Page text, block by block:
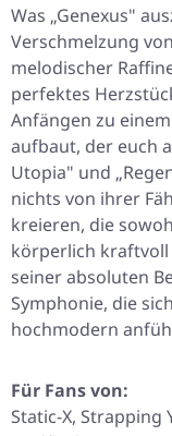
Was „Genexus"
Verschmelzung
melodischer
perfektes
Anfängen zu
aufbaut, der euch
Utopia" und
nichts von ihrer
kreieren, die
körperlich kraftvoll
seiner absoluten
Symphonie, die
hochmodern
Für Fans von:
Static-X, Strapping